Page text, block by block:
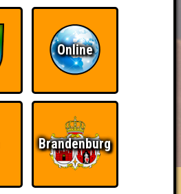
RESERVIERUNG
ÜBER UNS
Online
Brandenburg